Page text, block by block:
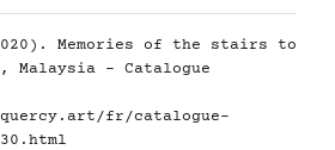
Memories of the stairs to
Malaysia - Catalogue
fr/catalogue-